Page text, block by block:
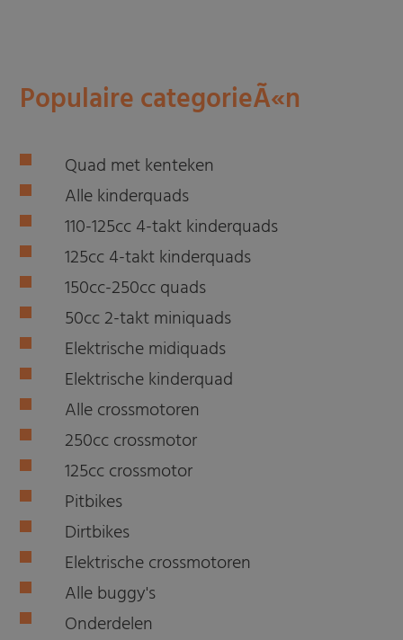
Populaire categorieÃ«n
Quad met kenteken
Alle kinderquads
110-125cc 4-takt kinderquads
125cc 4-takt kinderquads
150cc-250cc quads
50cc 2-takt miniquads
Elektrische midiquads
Elektrische kinderquad
Alle crossmotoren
250cc crossmotor
125cc crossmotor
Pitbikes
Dirtbikes
Elektrische crossmotoren
Alle buggy's
Onderdelen